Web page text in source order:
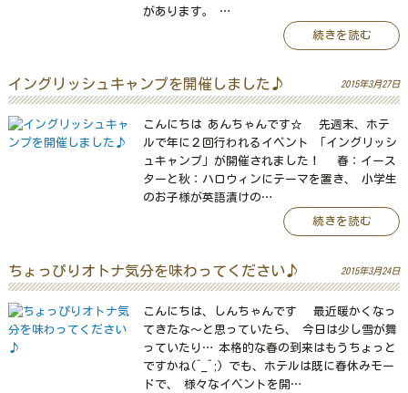
があります。 …
続きを読む
イングリッシュキャンプを開催しました♪ 2015年3月27日
こんにちは あんちゃんです☆ 先週末、ホテ
ルで年に２回行われるイベント 「イングリッシ
ュキャンプ」が開催されました！ 春：イース
ターと秋：ハロウィンにテーマを置き、 小学生
のお子様が英語漬けの…
続きを読む
ちょっぴりオトナ気分を味わってください♪ 2015年3月24日
こんにちは、しんちゃんです 最近暖かくなっ
てきたな～と思っていたら、 今日は少し雪が舞
っていたり… 本格的な春の到来はもうちょっと
ですかね(^_^;) でも、ホテルは既に春休みモー
ドで、 様々なイベントを開…